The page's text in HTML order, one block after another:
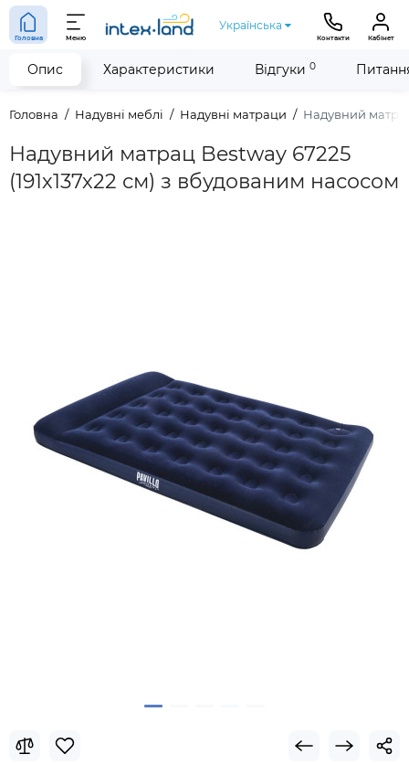
Головна Меню
Українська
Контакти Кабінет
Головна Надувні меблі Надувні матраци Надувний
Надувний матрац Bestway 67225
(191х137х22 см) з вбудованим насосом
Опис Характеристики Відгуки 0